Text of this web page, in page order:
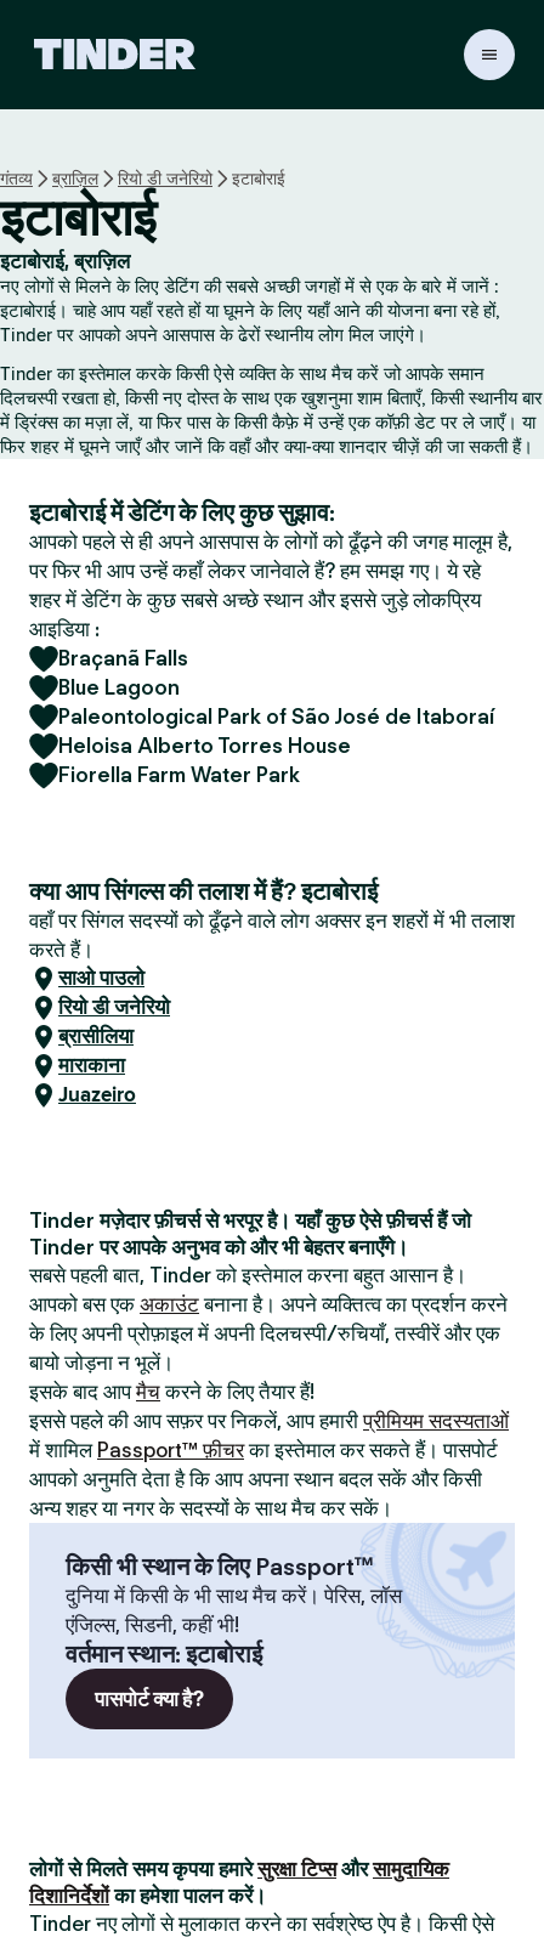
r
गंतव्य ब्राज़िल रियो डी जनेरियो इटाबोराई
इटाबोराई
इटाबोराई, ब्राज़िल
नए लोगों से मिलने के लिए डेटिंग की सबसे अच्छी जगहों में से एक के बारे में जानें :
इटाबोराई। चाहे आप यहाँ रहते हों या घूमने के लिए यहाँ आने की योजना बना रहे हों,
Tinder पर आपको अपने आसपास के ढेरों स्थानीय लोग मिल जाएंगे।
Tinder का इस्तेमाल करके किसी ऐसे व्यक्ति के साथ मैच करें जो आपके समान
दिलचस्पी रखता हो, किसी नए दोस्त के साथ एक खुशनुमा शाम बिताएँ, किसी स्थानीय बार
में ड्रिंक्स का मज़ा लें, या फिर पास के किसी कैफ़े में उन्हें एक कॉफ़ी डेट पर ले जाएँ। या
फिर शहर में घूमने जाएँ और जानें कि वहाँ और क्या-क्या शानदार चीज़ें की जा सकती हैं।
इटाबोराई में डेटिंग के लिए कुछ सुझाव:
आपको पहले से ही अपने आसपास के लोगों को ढूँढ़ने की जगह मालूम है,
पर फिर भी आप उन्हें कहाँ लेकर जानेवाले हैं? हम समझ गए। ये रहे
शहर में डेटिंग के कुछ सबसे अच्छे स्थान और इससे जुड़े लोकप्रिय
आइडिया :
Braçanã Falls
Blue Lagoon
Paleontological Park of São José de Itaboraí
Heloisa Alberto Torres House
Fiorella Farm Water Park
क्या आप सिंगल्स की तलाश में हैं? इटाबोराई
वहाँ पर सिंगल सदस्यों को ढूँढ़ने वाले लोग अक्सर इन शहरों में भी तलाश
करते हैं।
साओ पाउलो
रियो डी जनेरियो
ब्रासीलिया
माराकाना
Juazeiro
Tinder मज़ेदार फ़ीचर्स से भरपूर है। यहाँ कुछ ऐसे फ़ीचर्स हैं जो
Tinder पर आपके अनुभव को और भी बेहतर बनाएँगे।
सबसे पहली बात, Tinder को इस्तेमाल करना बहुत आसान है।
आपको बस एक अकाउंटबनाना है। अपने व्यक्तित्व का प्रदर्शन करने
के लिए अपनी प्रोफ़ाइल में अपनी दिलचस्पी/रुचियाँ, तस्वीरें और एक
बायो जोड़ना न भूलें।
इसके बाद आपमैचकरने के लिए तैयार हैं!
इससे पहले की आप सफ़र पर निकलें, आप हमारीप्रीमियम सदस्यताओं
में शामिल Passport™ फ़ीचरका इस्तेमाल कर सकते हैं। पासपोर्ट
आपको अनुमति देता है कि आप अपना स्थान बदल सकें और किसी
अन्य शहर या नगर के सदस्यों के साथ मैच कर सकें।
किसी भी स्थान के लिए Passport™
दुनिया में किसी के भी साथ मैच करें। पेरिस, लॉस
एंजिल्स, सिडनी, कहीं भी!
वर्तमान स्थान:इटाबोराई
पासपोर्ट क्या है?
लोगों से मिलते समय कृपया हमारेसुरक्षा टिप्सऔरसामुदायिक
दिशानिर्देशोंका हमेशा पालन करें।
Tinder नए लोगों से मुलाकात करने का सर्वश्रेष्ठ ऐप है। किसी ऐसे